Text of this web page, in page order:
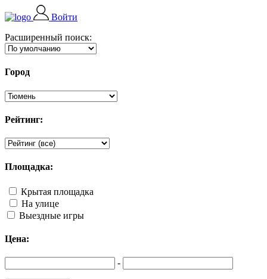
Войти
Расширенный поиск:
Город
Рейтинг:
Площадка:
Крытая площадка
На улице
Выездные игры
Цена:
-